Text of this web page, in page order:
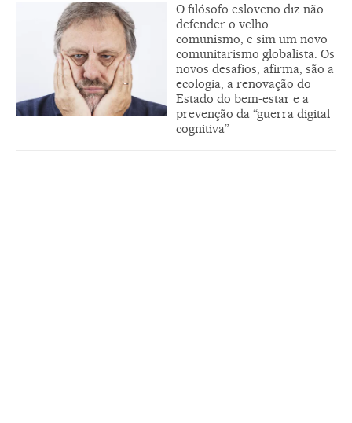
O filósofo esloveno diz não
defender o velho
comunismo, e sim um novo
comunitarismo globalista. Os
novos desafios, afirma, são a
ecologia, a renovação do
Estado do bem-estar e a
prevenção da “guerra digital
cognitiva”